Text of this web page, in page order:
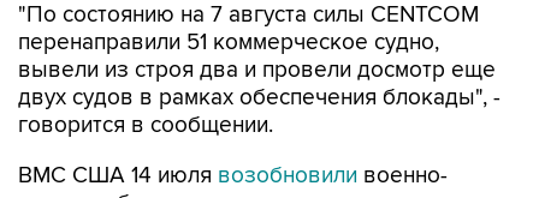
"По состоянию на 7 августа силы CENTCOM
перенаправили 51 коммерческое судно,
вывели из строя два и провели досмотр еще
двух судов в рамках обеспечения блокады", -
говорится в сообщении.
ВМС США 14 июля возобновили военно-